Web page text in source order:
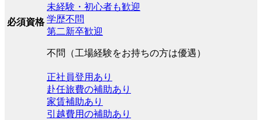
必須資格
未経験・初心者も歓迎
学歴不問
第二新卒歓迎
不問（工場経験をお持ちの方は優遇）
正社員登用あり
赴任旅費の補助あり
家賃補助あり
引越費用の補助あり